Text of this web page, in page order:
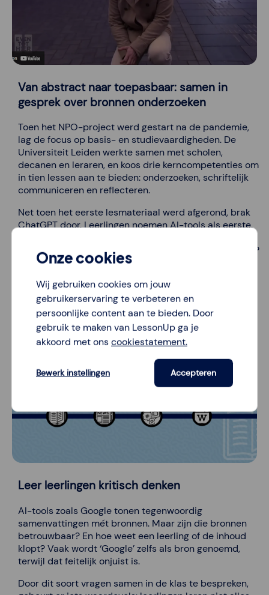
Van abstract naar toepasbaar: samen in
gesprek over bronnen onderzoeken
Toen het NPO-project werd gestart na de pandemie,
lag de focus op basis- en studievaardigheden. De
Universiteit Leiden werkte samen met scholen,
decanen en leraren, en koos drie kerncompetenties om
in tien lessen aan te bieden: onderzoeken, schriftelijk
communiceren en reflecteren.
Net toen het eerste lesmateriaal werd afgerond, brak
ChatGPT door. Leerlingen noemen AI-tools als eerste.
bron? Een zoekmachine? Wat maakt iets betrouwbaar?
Leer leerlingen kritisch denken
AI-tools zoals Google tonen tegenwoordig
samenvattingen mét bronnen. Maar zijn die bronnen
betrouwbaar? En hoe weet een leerling of de inhoud
klopt? Vaak wordt ‘Google’ zelfs als bron genoemd,
terwijl dat feitelijk onjuist is.
Door dit soort vragen samen in de klas te bespreken,
Onze cookies
Wij gebruiken cookies om jouw
gebruikerservaring te verbeteren en
persoonlijke content aan te bieden. Door
gebruik te maken van LessonUp ga je
akkoord met onscookiestatement.
Bewerk instellingen Accepteren